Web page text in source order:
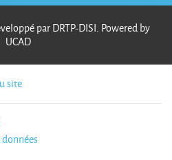
par DRTP-DISI. Powered by
UCAD
site